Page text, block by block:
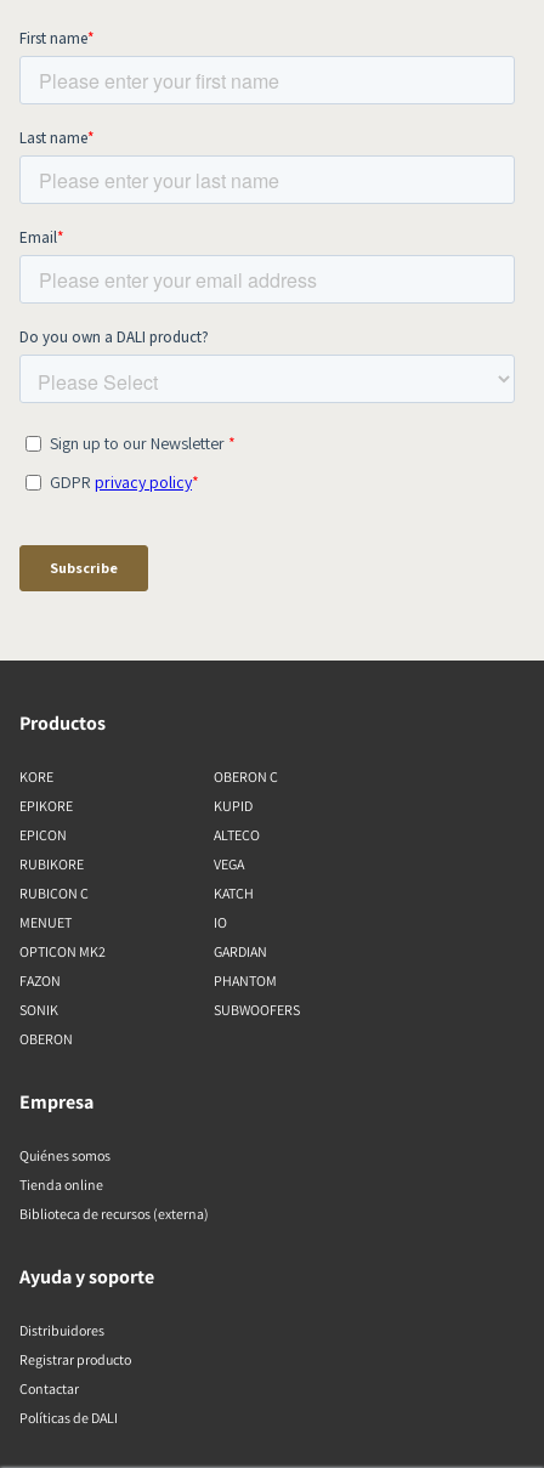
Productos
KORE
EPIKORE
EPICON
RUBIKORE
RUBICON C
MENUET
OPTICON MK2
FAZON
SONIK
OBERON
OBERON C
KUPID
ALTECO
VEGA
KATCH
IO
GARDIAN
PHANTOM
SUBWOOFERS
Empresa
Quiénes somos
Tienda online
Biblioteca de recursos (externa)
Ayuda y soporte
Distribuidores
Registrar producto
Contactar
Políticas de DALI